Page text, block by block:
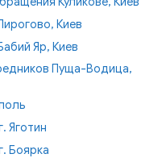
Киев
Яр, Киев
Пуща-Водица,
Яготин
Боярка